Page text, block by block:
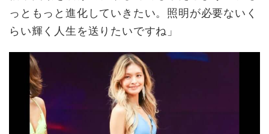
っともっと進化していきたい。照明が必要ないく
らい輝く人生を送りたいですね」